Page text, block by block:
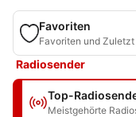
Favoriten
Favoriten und
Radiosender
Top-
Meistgehörte